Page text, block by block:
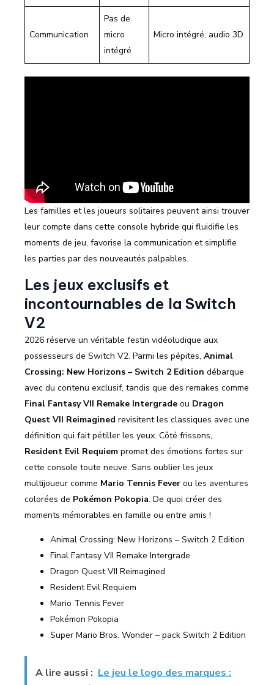
Communication
Pas de
micro
intégré
Micro intégré, audio 3D
Les familles et les joueurs solitaires peuvent ainsi trouver
leur compte dans cette console hybride qui fluidifie les
moments de jeu, favorise la communication et simplifie
les parties par des nouveautés palpables.
Les jeux exclusifs et
incontournables de la Switch
V2
2026 réserve un véritable festin vidéoludique aux
possesseurs de Switch V2. Parmi les pépites, Animal
Crossing: New Horizons – Switch 2 Edition débarque
avec du contenu exclusif, tandis que des remakes comme
Final Fantasy VII Remake Intergrade ou Dragon
Quest VII Reimagined revisitent les classiques avec une
définition qui fait pétiller les yeux. Côté frissons,
Resident Evil Requiem promet des émotions fortes sur
cette console toute neuve. Sans oublier les jeux
multijoueur comme Mario Tennis Fever ou les aventures
colorées de Pokémon Pokopia. De quoi créer des
moments mémorables en famille ou entre amis !
Animal Crossing: New Horizons – Switch 2 Edition
Final Fantasy VII Remake Intergrade
Dragon Quest VII Reimagined
Resident Evil Requiem
Mario Tennis Fever
Pokémon Pokopia
Super Mario Bros. Wonder – pack Switch 2 Edition
A lire aussi : Le jeu le logo des marques :